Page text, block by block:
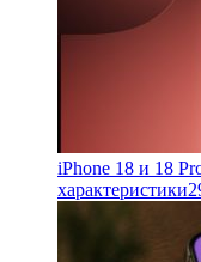
iPhone 18 и 18
характеристики